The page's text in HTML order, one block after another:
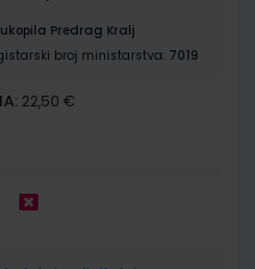
Predrag Kralj
broj ministarstva: 7019
22,50 €